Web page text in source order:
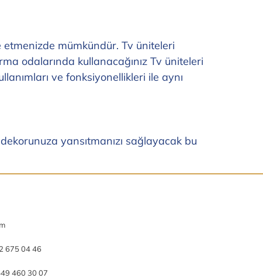
etmenizde mümkündür. Tv üniteleri
odalarında kullanacağınız Tv üniteleri
ve fonksiyonellikleri ile aynı
yansıtmanızı sağlayacak bu
675 04 46
460 30 07